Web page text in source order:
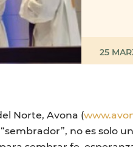
25
Norte, Avona (
no es solo